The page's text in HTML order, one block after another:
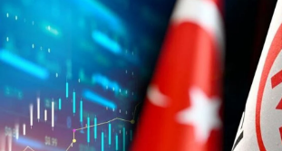
KKTC
KKTC YEREL SEÇİM 2018
Kültür Sanat